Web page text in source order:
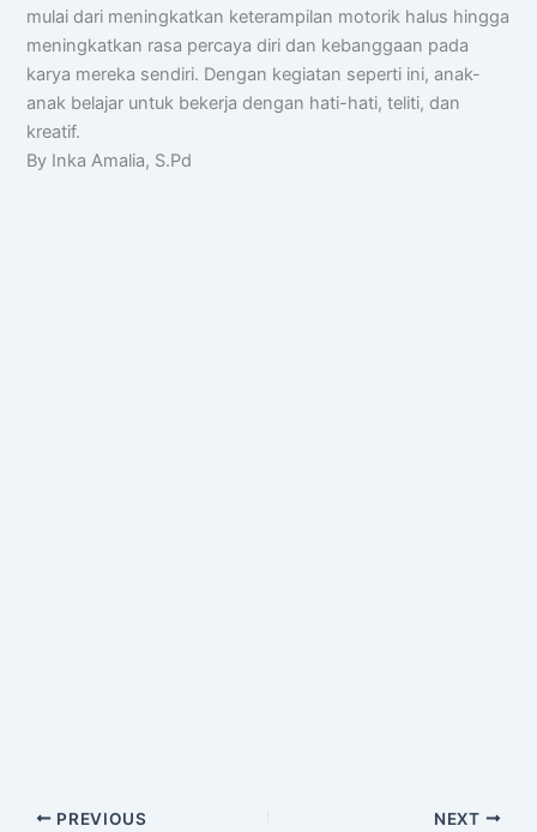
mulai dari meningkatkan keterampilan motorik halus hingga
meningkatkan rasa percaya diri dan kebanggaan pada
karya mereka sendiri. Dengan kegiatan seperti ini, anak-
anak belajar untuk bekerja dengan hati-hati, teliti, dan
kreatif.
By Inka Amalia, S.Pd
PREVIOUS NEXT